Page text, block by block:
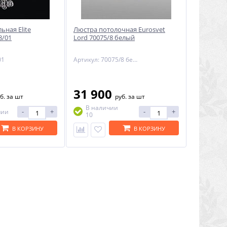
Elite
01
за шт
- +
В КОРЗИНУ
Люстра потолочная Eurosvet
Lord 70075/8 белый
Артикул: 70075/8 белый
31 900 руб.за шт
В наличии
10
- +
В КОРЗИНУ